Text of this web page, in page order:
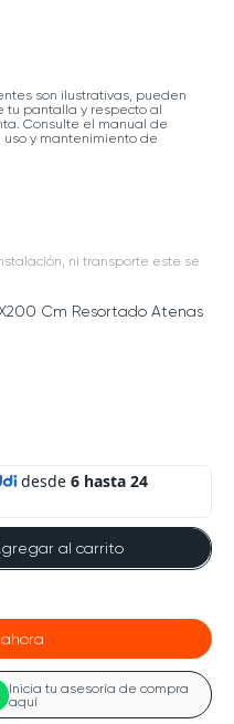
son ilustrativas, pueden
tu pantalla y respecto al
Consulte el manual de
y mantenimiento de
ni transporte este se
Cm Resortado Atenas
al carrito
Inicia tu asesoría de compra
aquí